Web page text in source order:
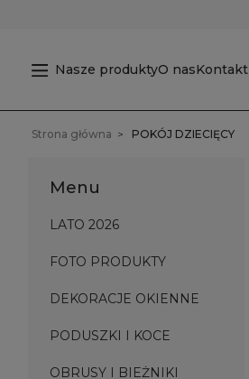
Nasze produktyO nasKontakt
Strona główna POKÓJ DZIECIĘCY
Menu
LATO 2026
FOTO PRODUKTY
DEKORACJE OKIENNE
PODUSZKI I KOCE
OBRUSY I BIEŻNIKI